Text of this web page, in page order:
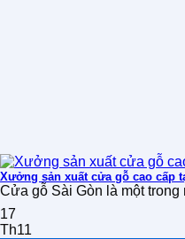
Xưởng sản xuất cửa gỗ cao cấp
Cửa gỗ Sài Gòn là một
17
Th11